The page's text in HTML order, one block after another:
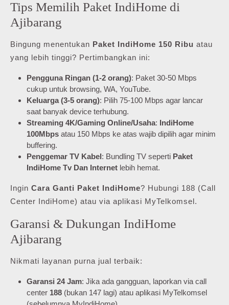
Tips Memilih Paket IndiHome di
Ajibarang
Bingung menentukan Paket IndiHome 150 Ribu atau
yang lebih tinggi? Pertimbangkan ini:
Pengguna Ringan (1-2 orang): Paket 30-50 Mbps
cukup untuk browsing, WA, YouTube.
Keluarga (3-5 orang): Pilih 75-100 Mbps agar lancar
saat banyak device terhubung.
Streaming 4K/Gaming Online/Usaha: IndiHome
100Mbps atau 150 Mbps ke atas wajib dipilih agar minim
buffering.
Penggemar TV Kabel: Bundling TV seperti Paket
IndiHome Tv Dan Internet lebih hemat.
Ingin Cara Ganti Paket IndiHome? Hubungi 188 (Call
Center IndiHome) atau via aplikasi MyTelkomsel.
Garansi & Dukungan IndiHome
Ajibarang
Nikmati layanan purna jual terbaik:
Garansi 24 Jam: Jika ada gangguan, laporkan via call
center 188 (bukan 147 lagi) atau aplikasi MyTelkomsel